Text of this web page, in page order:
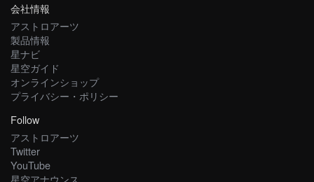
会社情報
アストロアーツ
製品情報
星ナビ
星空ガイド
オンラインショップ
プライバシー・ポリシー
Follow
アストロアーツ
Twitter
YouTube
星空アナウンス